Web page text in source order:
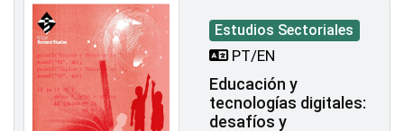
Estudios Sectoriales
PT/EN
Educación y
tecnologías digitales:
desafíos y